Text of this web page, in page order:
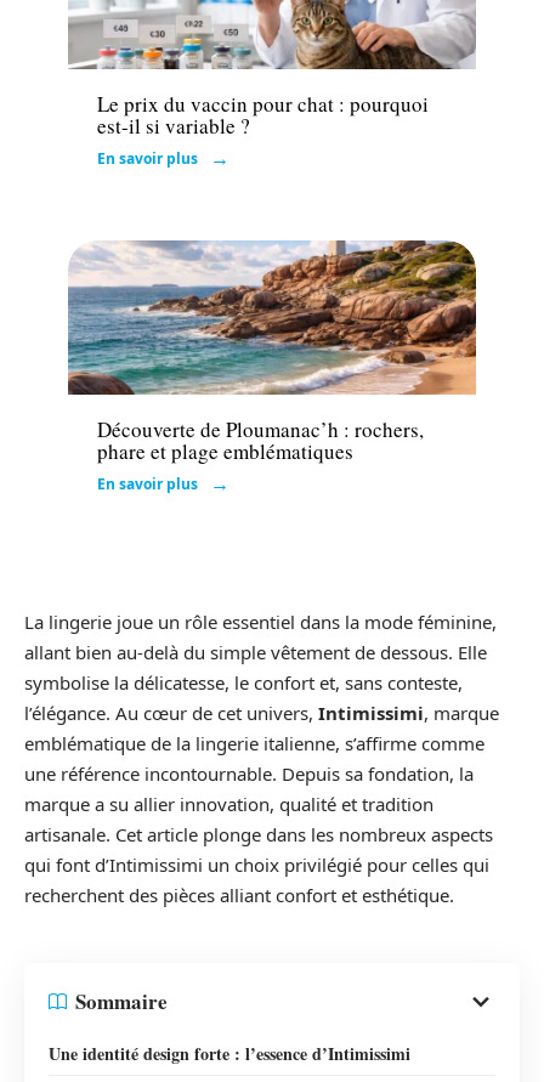
Actu
Le prix du vaccin pour chat : pourquoi
est-il si variable ?
En savoir plus
Actu
Découverte de Ploumanac’h : rochers,
phare et plage emblématiques
En savoir plus
La lingerie joue un rôle essentiel dans la mode féminine,
allant bien au-delà du simple vêtement de dessous. Elle
symbolise la délicatesse, le confort et, sans conteste,
l’élégance. Au cœur de cet univers, Intimissimi, marque
emblématique de la lingerie italienne, s’affirme comme
une référence incontournable. Depuis sa fondation, la
marque a su allier innovation, qualité et tradition
artisanale. Cet article plonge dans les nombreux aspects
qui font d’Intimissimi un choix privilégié pour celles qui
recherchent des pièces alliant confort et esthétique.
Sommaire
Une identité design forte : l’essence d’Intimissimi